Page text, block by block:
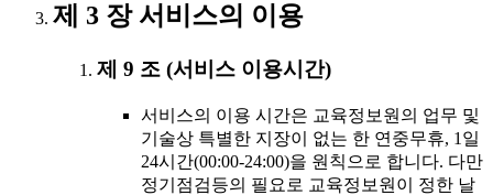
제 3 장 서비스의 이용
제 9 조 (서비스 이용시간)
서비스의 이용 시간은 교육정보원의 업무 및
기술상 특별한 지장이 없는 한 연중무휴, 1일
24시간(00:00-24:00)을 원칙으로 합니다. 다만
정기점검등의 필요로 교육정보원이 정한 날